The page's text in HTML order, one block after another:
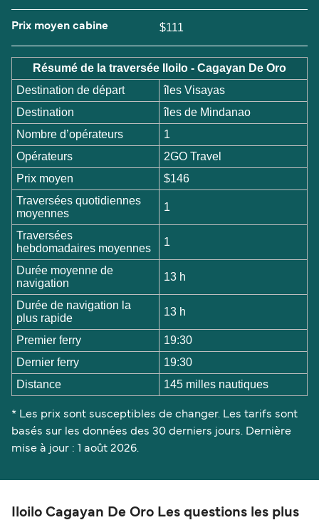
Prix moyen cabine $111
Résumé de la traversée Iloilo - Cagayan De Oro
Destination de départ
îles Visayas
Destination
îles de Mindanao
Nombre d’opérateurs
1
Opérateurs
2GO Travel
Prix moyen
$146
Traversées quotidiennes
moyennes
1
Traversées
hebdomadaires moyennes
1
Durée moyenne de
navigation
13 h
Durée de navigation la
plus rapide
13 h
Premier ferry
19:30
Dernier ferry
19:30
Distance
145 milles nautiques
* Les prix sont susceptibles de changer. Les tarifs sont
basés sur les données des 30 derniers jours. Dernière
mise à jour : 1 août 2026.
Iloilo Cagayan De Oro Les questions les plus